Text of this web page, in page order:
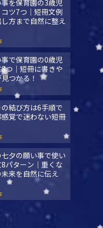
を保育園の3歳児
ツ7つ｜短冊文例
方まで自然に整え
で保育園の0歳児
つ｜短冊に書きや
つかる！
結び方は6手順で
覚で迷わない短冊
夕の願い事で使い
パターン｜重くな
来を自然に伝え